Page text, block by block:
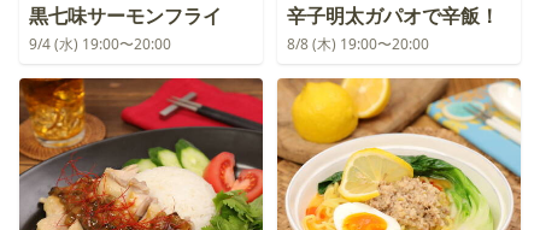
黒七味サーモンフライ
9/4 (水) 19:00〜20:00
辛子明太ガパオで辛飯！
8/8 (木) 19:00〜20:00